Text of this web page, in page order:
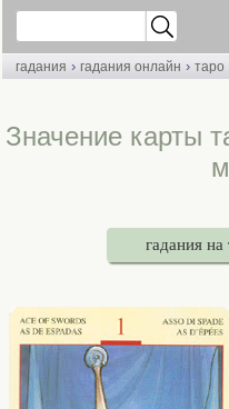
гадания › гадания онлайн › таро
Значение карты
гадания